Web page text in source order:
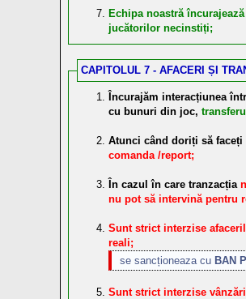
Echipa noastră
jucătorilor necinstiți;
CAPITOLUL 7 - AFACERI ȘI
Încurajăm interacțiunea
cu bunuri din joc,
Atunci când doriți să faceți
comanda /report;
În cazul în care tranzacția
nu pot să intervină pentru
Sunt strict interzise
reali;
se sancționeaza cu BAN
Sunt strict interzise